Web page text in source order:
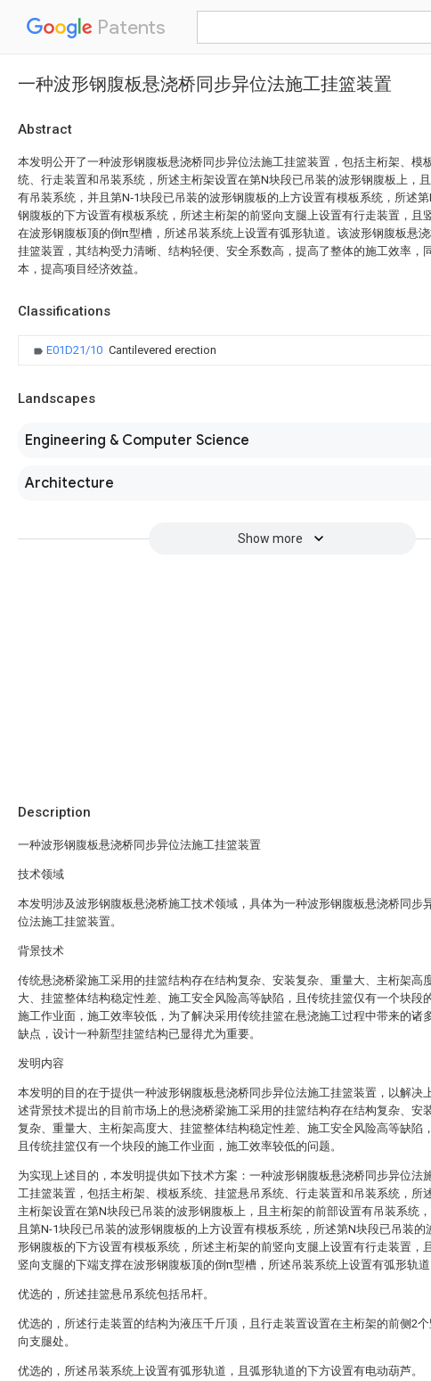
Patents
一种波形钢腹板悬浇桥同步异位法施工挂篮装置
Abstract
本发明公开了一种波形钢腹板悬浇桥同步异位法施工挂篮装置，包括主桁架、模
统、行走装置和吊装系统，所述主桁架设置在第N块段已吊装的波形钢腹板上，
有吊装系统，并且第N‑1块段已吊装的波形钢腹板的上方设置有模板系统，所述
钢腹板的下方设置有模板系统，所述主桁架的前竖向支腿上设置有行走装置，且
在波形钢腹板顶的倒π型槽，所述吊装系统上设置有弧形轨道。该波形钢腹板悬
挂篮装置，其结构受力清晰、结构轻便、安全系数高，提高了整体的施工效率，
本，提高项目经济效益。
Classifications
E01D21/10 Cantilevered erection
Landscapes
Engineering & Computer Science
Architecture
Show more
Description
一种波形钢腹板悬浇桥同步异位法施工挂篮装置
技术领域
本发明涉及波形钢腹板悬浇桥施工技术领域，具体为一种波形钢腹板悬浇桥同步
位法施工挂篮装置。
背景技术
传统悬浇桥梁施工采用的挂篮结构存在结构复杂、安装复杂、重量大、主桁架高
大、挂篮整体结构稳定性差、施工安全风险高等缺陷，且传统挂篮仅有一个块段
施工作业面，施工效率较低，为了解决采用传统挂篮在悬浇施工过程中带来的诸
缺点，设计一种新型挂篮结构已显得尤为重要。
发明内容
本发明的目的在于提供一种波形钢腹板悬浇桥同步异位法施工挂篮装置，以解决
述背景技术提出的目前市场上的悬浇桥梁施工采用的挂篮结构存在结构复杂、安
复杂、重量大、主桁架高度大、挂篮整体结构稳定性差、施工安全风险高等缺陷，
且传统挂篮仅有一个块段的施工作业面，施工效率较低的问题。
为实现上述目的，本发明提供如下技术方案：一种波形钢腹板悬浇桥同步异位法
工挂篮装置，包括主桁架、模板系统、挂篮悬吊系统、行走装置和吊装系统，所
主桁架设置在第N块段已吊装的波形钢腹板上，且主桁架的前部设置有吊装系统
且第N-1块段已吊装的波形钢腹板的上方设置有模板系统，所述第N块段已吊装的
形钢腹板的下方设置有模板系统，所述主桁架的前竖向支腿上设置有行走装置，且
竖向支腿的下端支撑在波形钢腹板顶的倒π型槽，所述吊装系统上设置有弧形轨道
优选的，所述挂篮悬吊系统包括吊杆。
优选的，所述行走装置的结构为液压千斤顶，且行走装置设置在主桁架的前侧2个
向支腿处。
优选的，所述吊装系统上设置有弧形轨道，且弧形轨道的下方设置有电动葫芦。